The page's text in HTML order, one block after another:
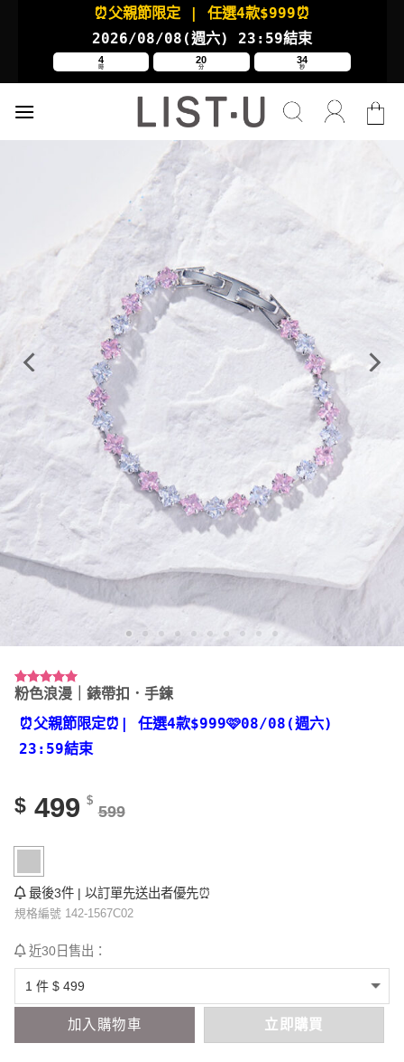
⏰父親節限定 | 任選4款$999⏰
2026/08/08(週六) 23:59結束
4
時
20
分
34
秒
評分5.00
7
位顧客進行
評分
粉色浪漫｜錶帶扣．手鍊
⏰父親節限定⏰ | 任選4款$999🩷08/08(週六)
23:59結束
$ 499 $
599
最後3件 | 以訂單先送出者優先⏰
規格編號 142-1567C02
近30日售出：
加入購物車 立即購買